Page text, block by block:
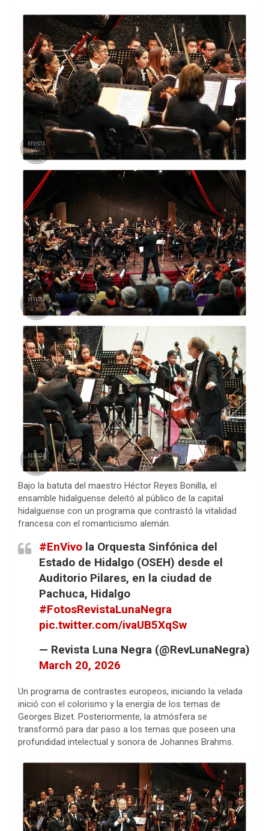
Bajo la batuta del maestro Héctor Reyes Bonilla, el
ensamble hidalguense deleitó al público de la capital
hidalguense con un programa que contrastó la vitalidad
francesa con el romanticismo alemán.
#EnVivo la Orquesta Sinfónica del
Estado de Hidalgo (OSEH) desde el
Auditorio Pilares, en la ciudad de
Pachuca, Hidalgo
#FotosRevistaLunaNegra
pic.twitter.com/ivaUB5XqSw
— Revista Luna Negra (@RevLunaNegra)
March 20, 2026
Un programa de contrastes europeos, iniciando la velada
inició con el colorismo y la energía de los temas de
Georges Bizet. Posteriormente, la atmósfera se
transformó para dar paso a los temas que poseen una
profundidad intelectual y sonora de Johannes Brahms.